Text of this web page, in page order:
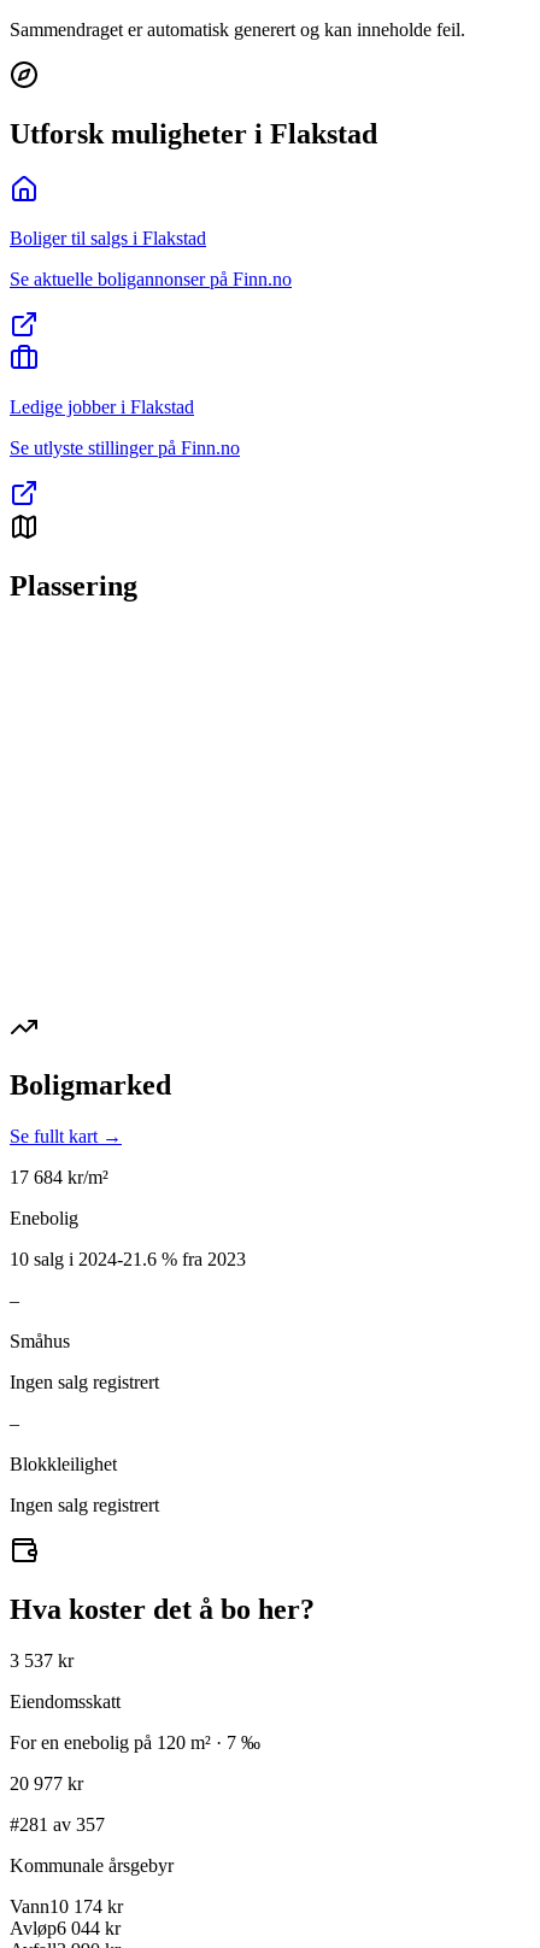
Sammendraget er automatisk generert og kan inneholde feil.
Utforsk muligheter i Flakstad
Boliger til salgs i Flakstad
Se aktuelle boligannonser på Finn.no
Ledige jobber i Flakstad
Se utlyste stillinger på Finn.no
Plassering
Boligmarked
Se fullt kart →
17 684 kr/m²
Enebolig
10 salg i 2024-21.6 % fra 2023
–
Småhus
Ingen salg registrert
–
Blokkleilighet
Ingen salg registrert
Hva koster det å bo her?
3 537 kr
Eiendomsskatt
For en enebolig på 120 m² · 7 ‰
20 977 kr
#281 av 357
Kommunale årsgebyr
Vann10 174 kr
Avløp6 044 kr